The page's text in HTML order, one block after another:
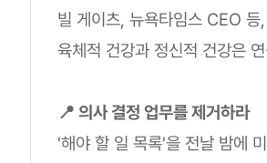
빌 게이츠, 뉴욕타임스 CEO 등,
육체적 건강과 정신적 건강은
📍 의사 결정 업무를 제거하라
'해야 할 일 목록'을 전날 밤에